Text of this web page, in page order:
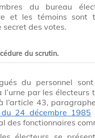
du bureau
et les témoins sont
secret des votes.
du scrutin.
du personnel
par les électeurs
l’article 43,
24 décembre 1985
des fonctionnaires